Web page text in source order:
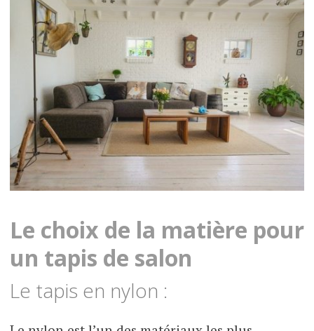
Le choix de la matière pour
un tapis de salon
Le tapis en nylon :